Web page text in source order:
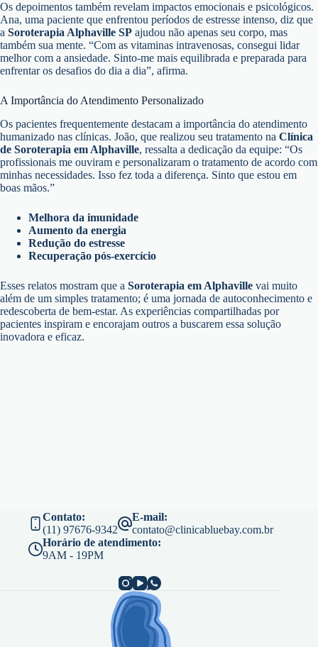
Os depoimentos também revelam impactos emocionais e psicológicos.
Ana, uma paciente que enfrentou períodos de estresse intenso, diz que
a Soroterapia Alphaville SP ajudou não apenas seu corpo, mas
também sua mente. “Com as vitaminas intravenosas, consegui lidar
melhor com a ansiedade. Sinto-me mais equilibrada e preparada para
enfrentar os desafios do dia a dia”, afirma.
A Importância do Atendimento Personalizado
Os pacientes frequentemente destacam a importância do atendimento
humanizado nas clínicas. João, que realizou seu tratamento na Clínica
de Soroterapia em Alphaville, ressalta a dedicação da equipe: “Os
profissionais me ouviram e personalizaram o tratamento de acordo com
minhas necessidades. Isso fez toda a diferença. Sinto que estou em
boas mãos.”
Melhora da imunidade
Aumento da energia
Redução do estresse
Recuperação pós-exercício
Esses relatos mostram que a Soroterapia em Alphaville vai muito
além de um simples tratamento; é uma jornada de autoconhecimento e
redescoberta de bem-estar. As experiências compartilhadas por
pacientes inspiram e encorajam outros a buscarem essa solução
inovadora e eficaz.
Contato:
(11) 97676-9342
E-mail:
contato@clinicabluebay.com.br
Horário de atendimento:
9AM - 19PM